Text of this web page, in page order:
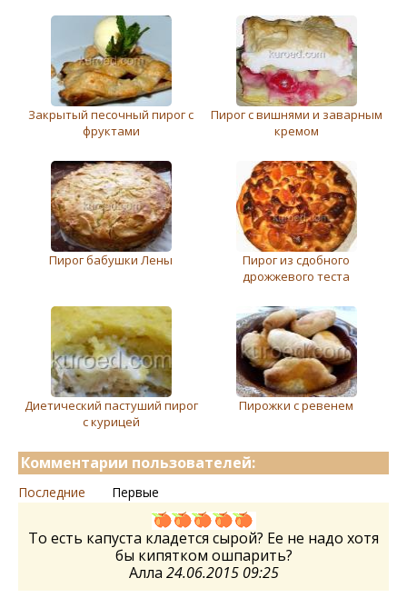
Закрытый песочный пирог с
фруктами
Пирог с вишнями и заварным
кремом
Пирог бабушки Лены
Пирог из сдобного
дрожжевого теста
Диетический пастуший пирог
с курицей
Пирожки с ревенем
Комментарии пользователей:
Последние Первые
То есть капуста кладется сырой? Ее не надо хотя
бы кипятком ошпарить?
Алла 24.06.2015 09:25